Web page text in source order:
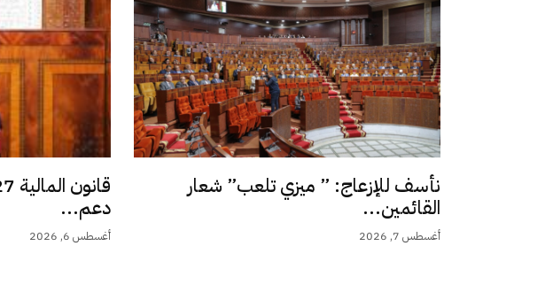
نأسف للإزعاج: ” ميزي تلعب” شعار
القائمين...
أغسطس 7, 2026
دعم...
أغسطس 6, 2026